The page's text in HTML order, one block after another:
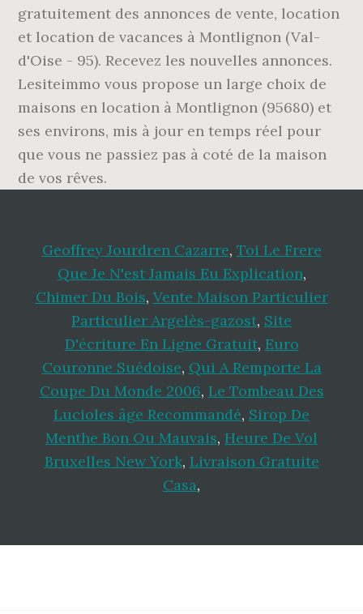
gratuitement des annonces de vente, location
et location de vacances à Montlignon (Val-
d'Oise - 95). Recevez les nouvelles annonces.
Lesiteimmo vous propose un large choix de
maisons en location à Montlignon (95680) et
ses environs, mis à jour en temps réel pour
que vous ne passiez pas à coté de la maison
de vos rêves.
Geoffrey Jourdren Cazarre, Toi Le Frere
Que Je N'est Jamais Eu Explication,
Chimer Du Bois, Vente Maison Particulier
Particulier Argelès-gazost, Site
D'écriture En Ligne Gratuit, Euro
Couronne Suédoise, Qui A Remporte La
Coupe Du Monde 2006, Le Tombeau Des
Lucioles âge Recommandé, Sirop De
Menthe Bon Ou Mauvais, Heure De Vol
Bruxelles New York, Livraison Gratuite
Casa,